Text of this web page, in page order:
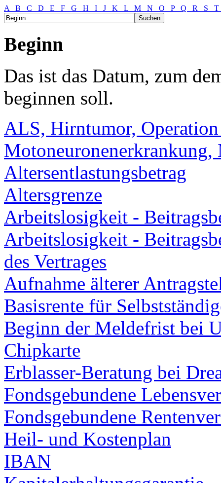
A B C D E F G H I J K L M N O P Q R S
Beginn
Das ist das Datum, zum
beginnen soll.
ALS, Hirntumor,
Altersentlastungsbetrag
Altersgrenze
Arbeitslosigkeit -
Arbeitslosigkeit -
des Vertrages
Aufnahme älterer
Basisrente für
Beginn der Meldefrist bei
Chipkarte
Erblasser-Beratung bei
Fondsgebundene
Fondsgebundene
Heil- und Kostenplan
IBAN